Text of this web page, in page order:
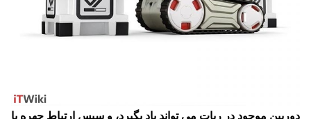
دوربین موجود در ربات می تواند یاد بگیرد، و سپس ارتباط چهره با